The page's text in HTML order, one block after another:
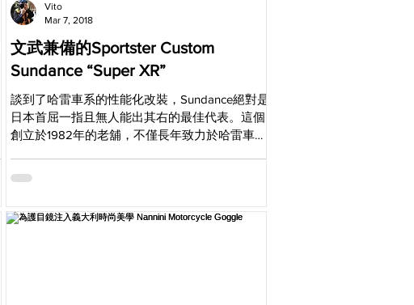
文武兼備的Sportster Custom
Sundance “Super XR”
談到了哈雷車系的性能化改裝，Sundance絕對是
日本首屈一指且無人能出其右的最佳代表。這個
創立於1982年的老舖，不僅長年致力於哈雷車系
雜...
Vito
Mar 7, 2018